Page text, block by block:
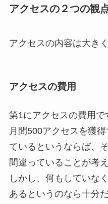
アクセスの２つの観
アクセスの内容は大き
アクセスの費用
第1にアクセスの費用で
月間500アクセスを獲
ているというならば、
間違っていることが考
しかし、何もしていな
あるというのなら十分